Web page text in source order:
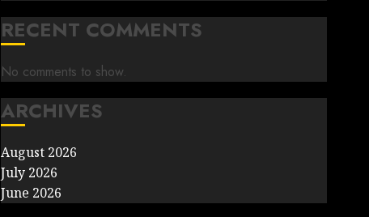
RECENT COMMENTS
No comments to show.
ARCHIVES
August 2026
July 2026
June 2026